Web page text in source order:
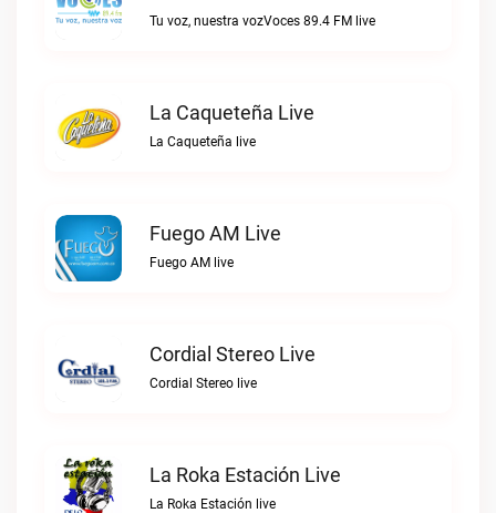
Tu voz, nuestra vozVoces 89.4 FM live
La Caqueteña Live
La Caqueteña live
Fuego AM Live
Fuego AM live
Cordial Stereo Live
Cordial Stereo live
La Roka Estación Live
La Roka Estación live